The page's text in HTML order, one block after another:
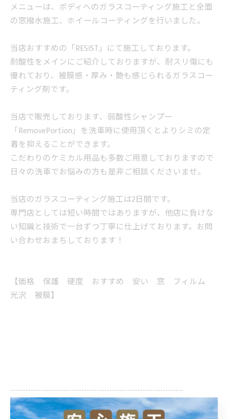
メニューは、ボディへのガラスコーティング施工と全面
の窓撥水施工、ホイールコーティングを行いました。
当店おすすめの「RESIST」にて施工しております。
耐酸性をメインにご紹介しておりますが、耐スリ傷にも
優れており、被膜感・厚み・艶も感じられるガラスコー
ティング剤です。
当店で販売しております、弱酸性シャンプー
「RemovePortion」を洗車時に使用頂くとよりシミの定
着を抑えることができます。
こだわりのケミカル用品も多数ご用意しておりますので
日々の洗車でお悩みの方も是非ご相談くださいませ。
当店のガラスコーティング施工は2日間です。
専門店としては短い時間ではありますが、他店に負けな
い知識と技術で一台ずつ丁寧に仕上げております。お問
い合わせおまちしております！
【価格 保護 硬度 おすすめ 安い 窓 フィルム
光沢 被膜】
--------------------------------------------------------------------
POLARIS カーコーティング